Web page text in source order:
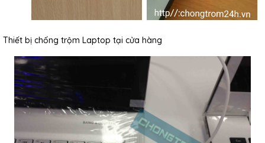
Thiết bị chống trộm Laptop tại cửa hàng